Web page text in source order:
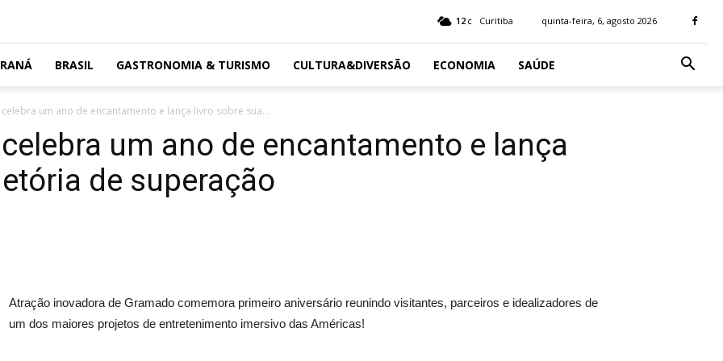
12 C Curitiba quinta-feira, 6, agosto 2026
BRASIL GASTRONOMIA & TURISMO CULTURA&DIVERSÃO ECONOMIA SAÚDE
celebra um ano de encantamento e lança livro sobre sua...
um ano de encantamento e lança
de superação
Atração inovadora de Gramado comemora primeiro aniversário reunindo visitantes, parceiros e idealizadores de
um dos maiores projetos de entretenimento imersivo das Américas!